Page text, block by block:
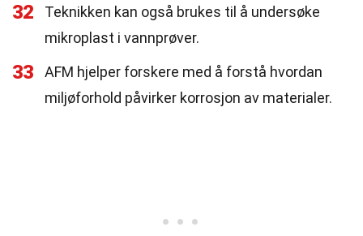
32
Teknikken kan også brukes til å undersøke
mikroplast i vannprøver.
33
AFM hjelper forskere med å forstå hvordan
miljøforhold påvirker korrosjon av materialer.